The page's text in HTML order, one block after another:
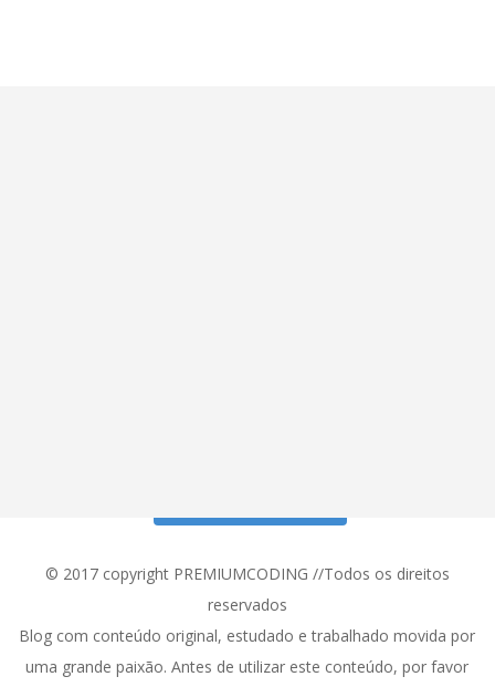
© 2017 copyright PREMIUMCODING //Todos os direitos
reservados
Blog com conteúdo original, estudado e trabalhado movida por
uma grande paixão. Antes de utilizar este conteúdo, por favor